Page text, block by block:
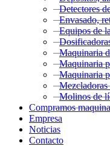
Detectores
Envasado,
Equipos de
Maquinaria
Maquinaria
Maquinaria
Molinos de
Compramos
Empresa
Noticias
Contacto